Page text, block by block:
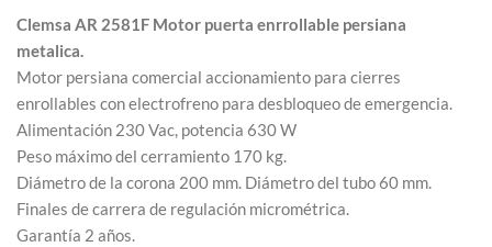
Clemsa AR 2581F Motor puerta enrrollable persiana
metalica.
Motor persiana comercial accionamiento para cierres
enrollables con electrofreno para desbloqueo de emergencia.
Alimentación 230 Vac, potencia 630 W
Peso máximo del cerramiento 170 kg.
Diámetro de la corona 200 mm. Diámetro del tubo 60 mm.
Finales de carrera de regulación micrométrica.
Garantía 2 años.